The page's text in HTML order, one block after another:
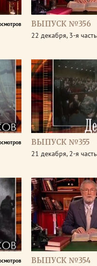
ВЫПУСК №356
22 декабря, 3-я часть
ВЫПУСК №355
21 декабря, 2-я часть
ВЫПУСК №354